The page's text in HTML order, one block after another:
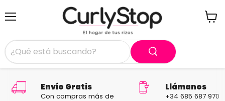
Envío Gratis
Con compras más de
Llámanos
+34 685 687 970